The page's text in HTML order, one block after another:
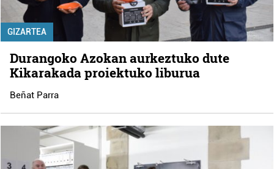
GIZARTEA
Durangoko Azokan aurkeztuko dute
Kikarakada proiektuko liburua
Beñat Parra